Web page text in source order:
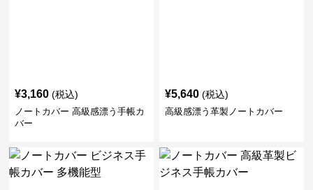
¥3,160 (税込)
ノートカバー 高級感漂う手帳カ
バー
¥5,640 (税込)
高級感漂う革製ノートカバー